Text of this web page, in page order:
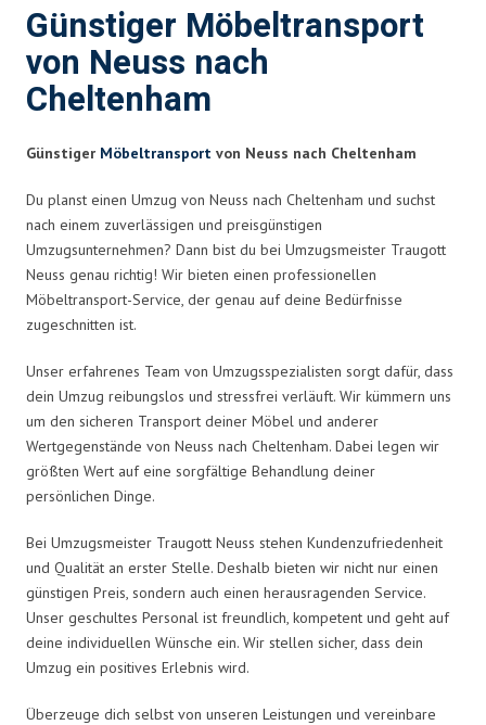
Günstiger Möbeltransport
von Neuss nach
Cheltenham
Günstiger Möbeltransport von Neuss nach Cheltenham
Du planst einen Umzug von Neuss nach Cheltenham und suchst
nach einem zuverlässigen und preisgünstigen
Umzugsunternehmen? Dann bist du bei Umzugsmeister Traugott
Neuss genau richtig! Wir bieten einen professionellen
Möbeltransport-Service, der genau auf deine Bedürfnisse
zugeschnitten ist.
Unser erfahrenes Team von Umzugsspezialisten sorgt dafür, dass
dein Umzug reibungslos und stressfrei verläuft. Wir kümmern uns
um den sicheren Transport deiner Möbel und anderer
Wertgegenstände von Neuss nach Cheltenham. Dabei legen wir
größten Wert auf eine sorgfältige Behandlung deiner
persönlichen Dinge.
Bei Umzugsmeister Traugott Neuss stehen Kundenzufriedenheit
und Qualität an erster Stelle. Deshalb bieten wir nicht nur einen
günstigen Preis, sondern auch einen herausragenden Service.
Unser geschultes Personal ist freundlich, kompetent und geht auf
deine individuellen Wünsche ein. Wir stellen sicher, dass dein
Umzug ein positives Erlebnis wird.
Überzeuge dich selbst von unseren Leistungen und vereinbare